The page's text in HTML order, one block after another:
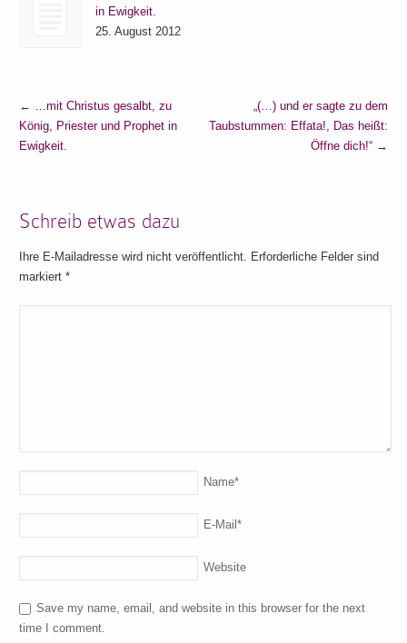
in Ewigkeit.
25. August 2012
← …mit Christus gesalbt, zu
König, Priester und Prophet in
Ewigkeit.
„(…) und er sagte zu dem
Taubstummen: Effata!, Das heißt:
Öffne dich!“ →
Schreib etwas dazu
Ihre E-Mailadresse wird nicht veröffentlicht. Erforderliche Felder sind
markiert*
Name*
E-Mail*
Website
Save my name, email, and website in this browser for the next
time I comment.